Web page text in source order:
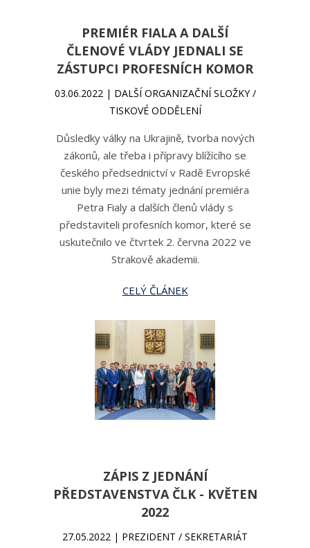
PREMIÉR FIALA A DALŠÍ
ČLENOVÉ VLÁDY JEDNALI SE
ZÁSTUPCI PROFESNÍCH KOMOR
03.06.2022 | DALŠÍ ORGANIZAČNÍ SLOŽKY /
TISKOVÉ ODDĚLENÍ
Důsledky války na Ukrajině, tvorba nových
zákonů, ale třeba i přípravy blížícího se
českého předsednictví v Radě Evropské
unie byly mezi tématy jednání premiéra
Petra Fialy a dalších členů vlády s
představiteli profesních komor, které se
uskutečnilo ve čtvrtek 2. června 2022 ve
Strakově akademii.
CELÝ ČLÁNEK
ZÁPIS Z JEDNÁNÍ
PŘEDSTAVENSTVA ČLK - KVĚTEN
2022
27.05.2022 | PREZIDENT / SEKRETARIÁT